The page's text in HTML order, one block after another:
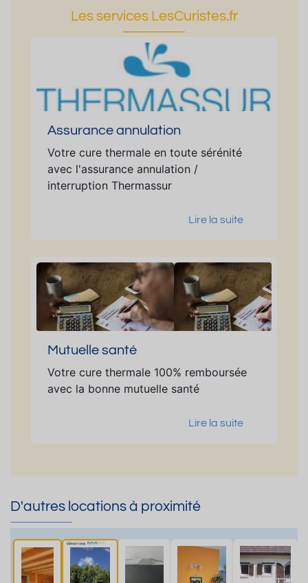
Les services LesCuristes.fr
Assurance annulation
Votre cure thermale en toute sérénité
avec l'assurance annulation /
interruption Thermassur
Lire la suite
Mutuelle santé
Votre cure thermale 100% remboursée
avec la bonne mutuelle santé
Lire la suite
D'autres locations à proximité